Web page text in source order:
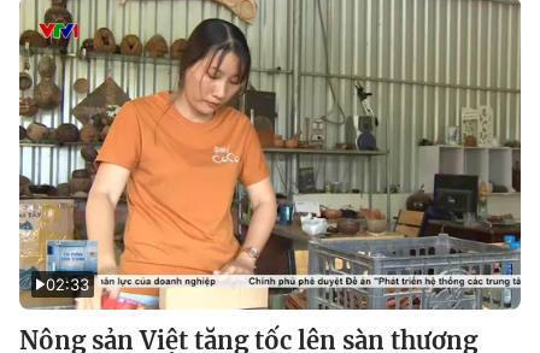
02:33
Nông sản Việt tăng tốc lên sàn thương